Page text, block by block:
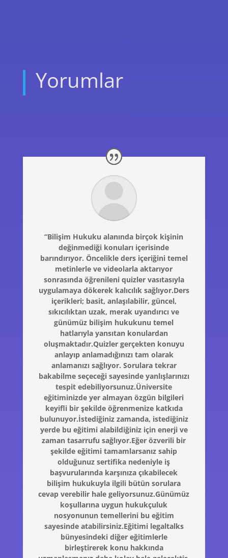
Yorumlar
“Bilişim Hukuku alanında birçok kişinin
değinmediği konuları içerisinde
barındırıyor. Öncelikle ders içeriğini temel
metinlerle ve videolarla aktarıyor
sonrasında öğrenileni quizler vasıtasıyla
uygulamaya dökerek kalıcılık sağlıyor.Ders
içerikleri; basit, anlaşılabilir, güncel,
sıkıcılıktan uzak, merak uyandırıcı ve
günümüz bilişim hukukunu temel
hatlarıyla yansıtan konulardan
oluşmaktadır.Quizler gerçekten konuyu
anlayıp anlamadığınızı tam olarak
anlamanızı sağlıyor. Sorulara tekrar
bakabilme seçeceği sayesinde yanlışlarınızı
tespit edebiliyorsunuz.Üniversite
eğitiminizde yer almayan özgün bilgileri
keyifli bir şekilde öğrenmenize katkıda
bulunuyor.İstediğiniz zamanda, istediğiniz
yerde bu eğitimi alabildiğiniz için enerji ve
zaman tasarrufu sağlıyor.Eğer özverili bir
şekilde eğitimi tamamlarsanız sahip
olduğunuz sertifika nedeniyle iş
başvurularında karşınıza çıkabilecek
bilişim hukukuyla ilgili bütün sorulara
cevap verebilir hale geliyorsunuz.Günümüz
koşullarına uygun hukukçuluk
nosyonunun temellerini bu eğitim
sayesinde atabilirsiniz.Eğitimi legaltalks
bünyesindeki diğer eğitimlerle
birleştirerek konu hakkında